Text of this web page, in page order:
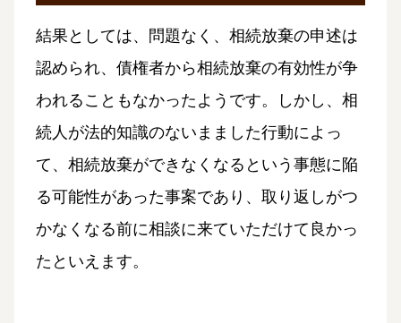
結果としては、問題なく、相続放棄の申述は
認められ、債権者から相続放棄の有効性が争
われることもなかったようです。しかし、相
続人が法的知識のないまました行動によっ
て、相続放棄ができなくなるという事態に陥
る可能性があった事案であり、取り返しがつ
かなくなる前に相談に来ていただけて良かっ
たといえます。